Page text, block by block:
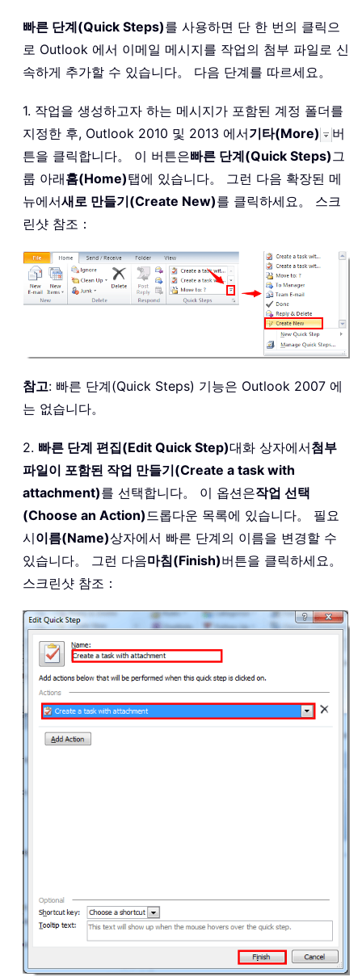
빠른 단계(Quick Steps)를 사용하면 단 한 번의 클릭으
로 Outlook 에서 이메일 메시지를 작업의 첨부 파일로 신
속하게 추가할 수 있습니다。 다음 단계를 따르세요。
1. 작업을 생성하고자 하는 메시지가 포함된 계정 폴더를
지정한 후, Outlook 2010 및 2013 에서기타(More)
버
튼을 클릭합니다。 이 버튼은빠른 단계(Quick Steps)그
룹 아래홈(Home)탭에 있습니다。 그런 다음 확장된 메
뉴에서새로 만들기(Create New)를 클릭하세요。 스크
린샷 참조：
참고: 빠른 단계(Quick Steps) 기능은 Outlook 2007 에
는 없습니다。
2. 빠른 단계 편집(Edit Quick Step)대화 상자에서첨부
파일이 포함된 작업 만들기(Create a task with
attachment)를 선택합니다。 이 옵션은작업 선택
(Choose an Action)드롭다운 목록에 있습니다。 필요
시이름(Name)상자에서 빠른 단계의 이름을 변경할 수
있습니다。 그런 다음마침(Finish)버튼을 클릭하세요。
스크린샷 참조：